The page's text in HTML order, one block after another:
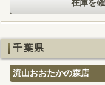
千葉県
流山おおたかの森店